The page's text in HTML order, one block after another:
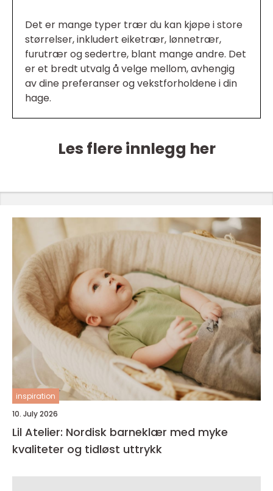
Det er mange typer trær du kan kjøpe i store
størrelser, inkludert eiketrær, lønnetrær,
furutrær og sedertre, blant mange andre. Det
er et bredt utvalg å velge mellom, avhengig
av dine preferanser og vekstforholdene i din
hage.
Les flere innlegg her
inspiration
10. July 2026
Lil Atelier: Nordisk barneklær med myke
kvaliteter og tidløst uttrykk